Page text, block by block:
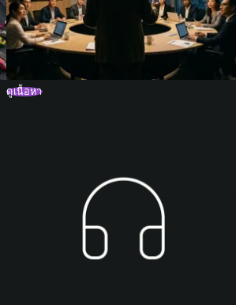
ดูเนื้อหา